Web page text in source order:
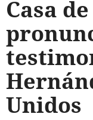
Casa
Unidos